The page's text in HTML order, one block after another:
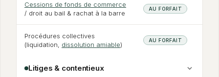
Cessions de fonds de commerce
/ droit au bail & rachat à la barre
AU FORFAIT
Procédures collectives
(liquidation, dissolution amiable)
AU FORFAIT
Litiges &contentieux